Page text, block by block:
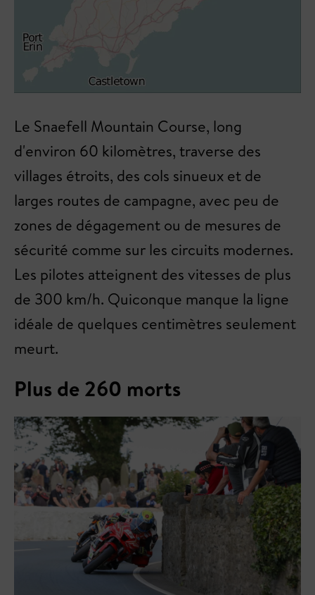
Le Snaefell Mountain Course, long
d'environ 60 kilomètres, traverse des
villages étroits, des cols sinueux et de
larges routes de campagne, avec peu de
zones de dégagement ou de mesures de
sécurité comme sur les circuits modernes.
Les pilotes atteignent des vitesses de plus
de 300 km/h. Quiconque manque la ligne
idéale de quelques centimètres seulement
meurt.
Plus de 260 morts